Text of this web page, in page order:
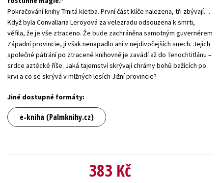
Pokračování knihy Trnitá kletba. První část klíče nalezena, tři zbývají…
Když byla Convallaria Leroyová za velezradu odsouzena k smrti,
věřila, že je vše ztraceno. Že bude zachráněna samotným guvernérem
Západní provincie, ji však nenapadlo ani v nejdivočejších snech. Jejich
společné pátrání po ztracené knihovně je zavádí až do Tenochtitlánu –
srdce aztécké říše. Jaká tajemství skrývají chrámy bohů bažících po
krvi a co se skrývá v mlžných lesích Jižní provincie?
Jiné dostupné formáty:
e-kniha (Palmknihy.cz)
383 Kč